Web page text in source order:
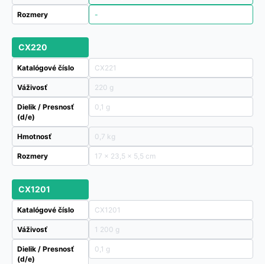
Rozmery -
CX220
Katalógové číslo CX221
Váživosť 220 g
Dielik / Presnosť
(d/e)
0,1 g
Hmotnosť 0,7 kg
Rozmery 17 × 23,5 × 5,5 cm
CX1201
Katalógové číslo CX1201
Váživosť 1 200 g
Dielik / Presnosť
(d/e)
0,1 g